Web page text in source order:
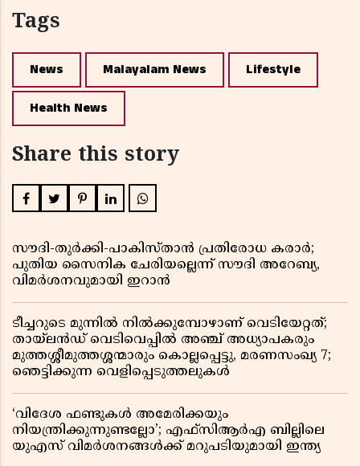
Tags
News Malayalam News Lifestyle
Health News
Share this story
സൗദി-തുർക്കി-പാകിസ്താൻ പ്രതിരോധ കരാർ;
പുതിയ സൈനിക ചേരിയല്ലെന്ന് സൗദി അറേബ്യ,
വിമർശനവുമായി ഇറാൻ
ടീച്ചറുടെ മുന്നിൽ നിൽക്കുമ്പോഴാണ് വെടിയേറ്റത്;
തായ്‌ലൻഡ് വെടിവെപ്പിൽ അഞ്ച് അധ്യാപകരും
മുത്തശ്ശീമുത്തശ്ശന്മാരും കൊല്ലപ്പെട്ടു, മരണസംഖ്യ 7;
ഞെട്ടിക്കുന്ന വെളിപ്പെടുത്തലുകൾ
‘വിദേശ ഫണ്ടുകൾ അമേരിക്കയും
നിയന്ത്രിക്കുന്നുണ്ടല്ലോ’; എഫ്സിആർഎ ബില്ലിലെ
യുഎസ് വിമർശനങ്ങൾക്ക് മറുപടിയുമായി ഇന്ത്യ